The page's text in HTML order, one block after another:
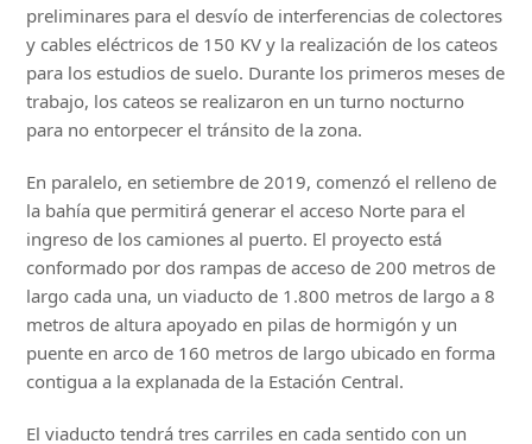
preliminares para el desvío de interferencias de colectores
y cables eléctricos de 150 KV y la realización de los cateos
para los estudios de suelo. Durante los primeros meses de
trabajo, los cateos se realizaron en un turno nocturno
para no entorpecer el tránsito de la zona.
En paralelo, en setiembre de 2019, comenzó el relleno de
la bahía que permitirá generar el acceso Norte para el
ingreso de los camiones al puerto. El proyecto está
conformado por dos rampas de acceso de 200 metros de
largo cada una, un viaducto de 1.800 metros de largo a 8
metros de altura apoyado en pilas de hormigón y un
puente en arco de 160 metros de largo ubicado en forma
contigua a la explanada de la Estación Central.
El viaducto tendrá tres carriles en cada sentido con un